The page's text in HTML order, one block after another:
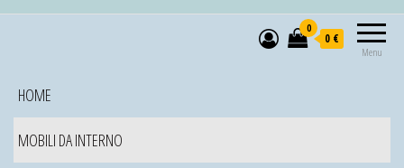
Menu
0
0 €
HOME
MOBILI DA INTERNO